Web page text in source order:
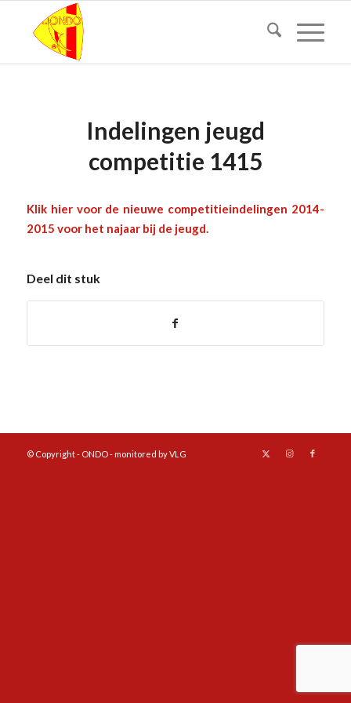
Indelingen jeugd
competitie 1415
Klik hier voor de nieuwe competitieindelingen 2014-
2015 voor het najaar bij de jeugd.
Deel dit stuk
© Copyright - ONDO - monitored by VLG